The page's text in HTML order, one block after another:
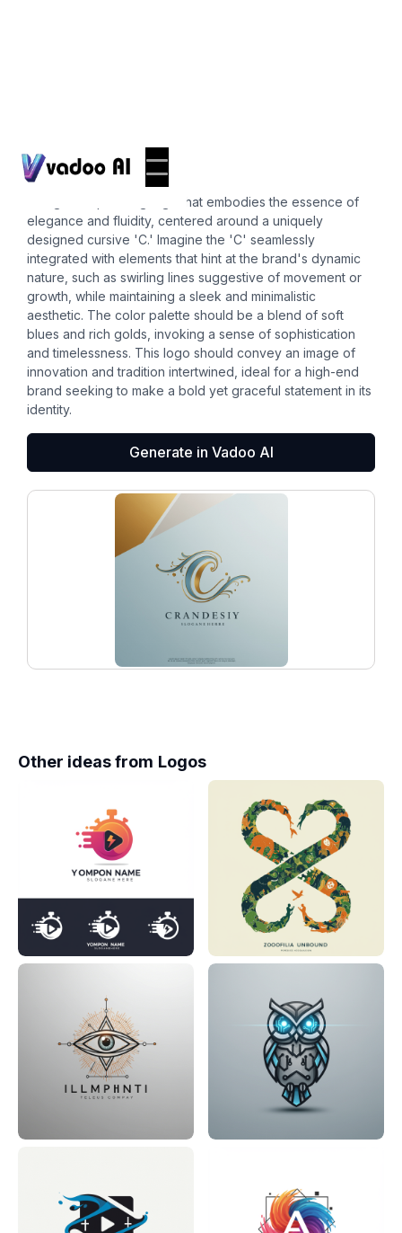
cursive c
Design a captivating logo that embodies the essence of
elegance and fluidity, centered around a uniquely
designed cursive 'C.' Imagine the 'C' seamlessly
integrated with elements that hint at the brand's dynamic
nature, such as swirling lines suggestive of movement or
growth, while maintaining a sleek and minimalistic
aesthetic. The color palette should be a blend of soft
blues and rich golds, invoking a sense of sophistication
and timelessness. This logo should convey an image of
innovation and tradition intertwined, ideal for a high-end
brand seeking to make a bold yet graceful statement in its
identity.
Generate in Vadoo AI
Other ideas from Logos